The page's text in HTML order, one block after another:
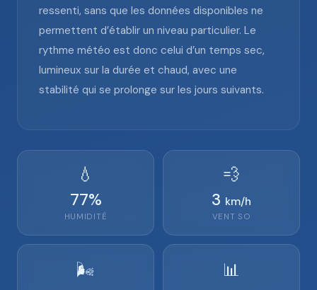
ressenti, sans que les données disponibles ne
permettent d’établir un niveau particulier. Le
rythme météo est donc celui d’un temps sec,
lumineux sur la durée et chaud, avec une
stabilité qui se prolonge sur les jours suivants.
💧
77%
HUMIDITÉ
💨
3 km/h
VENT SO
🌬️ 📊